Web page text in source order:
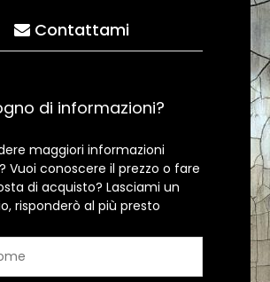
Contattami
di informazioni?
maggiori informazioni
Vuoi conoscere il prezzo o fare
di acquisto? Lasciami un
risponderò al più presto